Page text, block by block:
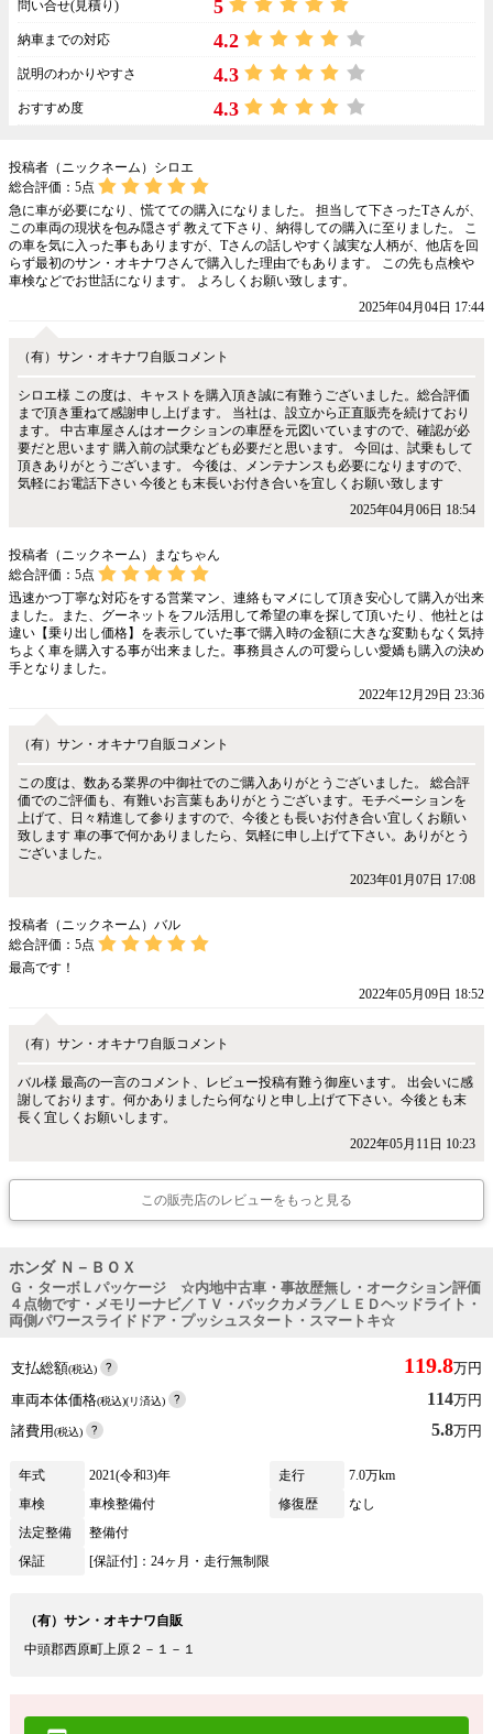
問い合せ(見積り) 5
納車までの対応 4.2
説明のわかりやすさ 4.3
おすすめ度 4.3
投稿者（ニックネーム）シロエ
総合評価： 5点
急に車が必要になり、慌てての購入になりました。 担当して下さったTさんが、
この車両の現状を包み隠さず 教えて下さり、納得しての購入に至りました。 こ
の車を気に入った事もありますが、Tさんの話しやすく誠実な人柄が、他店を回
らず最初のサン・オキナワさんで購入した理由でもあります。 この先も点検や
車検などでお世話になります。 よろしくお願い致します。
2025年04月04日 17:44
（有）サン・オキナワ自販コメント
シロエ様 この度は、キャストを購入頂き誠に有難うございました。総合評価
まで頂き重ねて感謝申し上げます。 当社は、設立から正直販売を続けており
ます。 中古車屋さんはオークションの車歴を元図いていますので、確認が必
要だと思います 購入前の試乗なども必要だと思います。 今回は、試乗もして
頂きありがとうございます。 今後は、メンテナンスも必要になりますので、
気軽にお電話下さい 今後とも末長いお付き合いを宜しくお願い致します
2025年04月06日 18:54
投稿者（ニックネーム）まなちゃん
総合評価： 5点
迅速かつ丁寧な対応をする営業マン、連絡もマメにして頂き安心して購入が出来
ました。また、グーネットをフル活用して希望の車を探して頂いたり、他社とは
違い【乗り出し価格】を表示していた事で購入時の金額に大きな変動もなく気持
ちよく車を購入する事が出来ました。事務員さんの可愛らしい愛嬌も購入の決め
手となりました。
2022年12月29日 23:36
（有）サン・オキナワ自販コメント
この度は、数ある業界の中御社でのご購入ありがとうございました。 総合評
価でのご評価も、有難いお言葉もありがとうございます。モチベーションを
上げて、日々精進して参りますので、今後とも長いお付き合い宜しくお願い
致します 車の事で何かありましたら、気軽に申し上げて下さい。ありがとう
ございました。
2023年01月07日 17:08
投稿者（ニックネーム）バル
総合評価： 5点
最高です！
2022年05月09日 18:52
（有）サン・オキナワ自販コメント
バル様 最高の一言のコメント、レビュー投稿有難う御座います。 出会いに感
謝しております。何かありましたら何なりと申し上げて下さい。今後とも末
長く宜しくお願いします。
2022年05月11日 10:23
この販売店のレビューをもっと見る
ホンダ Ｎ－ＢＯＸ
Ｇ・ターボＬパッケージ ☆内地中古車・事故歴無し・オークション評価
４点物です・メモリーナビ／ＴＶ・バックカメラ／ＬＥＤヘッドライト・
両側パワースライドドア・プッシュスタート・スマートキ☆
支払総額(税込) 119.8万円
車両本体価格(税込)(リ済込) 114万円
諸費用(税込) 5.8万円
年式 2021(令和3)年 走行
7.0万km
車検
車検整備付 修復歴
なし
法定整備
整備付
保証
[保証付]：24ヶ月・走行無制限
（有）サン・オキナワ自販
中頭郡西原町上原２－１－１